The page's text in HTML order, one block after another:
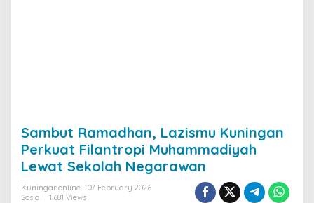
Sambut Ramadhan, Lazismu Kuningan
Perkuat Filantropi Muhammadiyah
Lewat Sekolah Negarawan
Kuninganonline
07 February 2026
Sosial
1,681 Views